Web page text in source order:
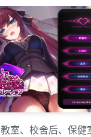
室、校舍后、保健